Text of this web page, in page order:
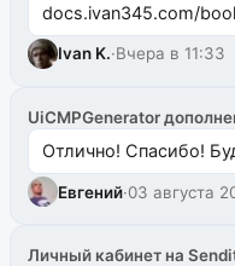
docs.ivan345.com/
ms2galleryphp
Ivan K.·Вчера в 11:33
UiCMPGenerator
Отлично! Спасибо!
Евгений·03 августа
Личный кабинет на